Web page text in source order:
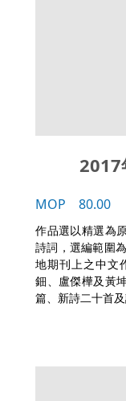
2017
MOP 80.00
作品選以精選為
詩詞，選編範圍
地期刊上之中文
鈿、盧傑樺及黃
篇、新詩二十首及